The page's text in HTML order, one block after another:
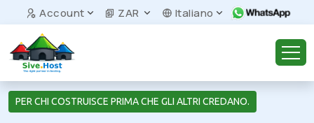
Account ZAR Italiano
PER CHI COSTRUISCE PRIMA CHE GLI ALTRI CREDANO.